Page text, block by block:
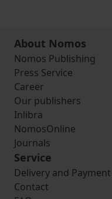
About Nomos
Nomos Publishing
Press Service
Career
Our publishers
Inlibra
NomosOnline
Journals
Service
Delivery and Payment
Contact